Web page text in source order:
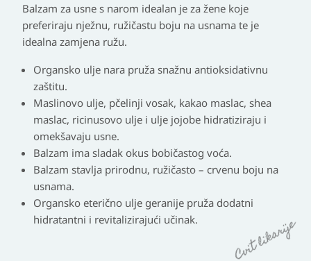
Balzam za usne s narom idealan je za žene koje
preferiraju nježnu, ružičastu boju na usnama te je
idealna zamjena ružu.
Organsko ulje nara pruža snažnu antioksidativnu
zaštitu.
Maslinovo ulje, pčelinji vosak, kakao maslac, shea
maslac, ricinusovo ulje i ulje jojobe hidratiziraju i
omekšavaju usne.
Balzam ima sladak okus bobičastog voća.
Balzam stavlja prirodnu, ružičasto – crvenu boju na
usnama.
Organsko eterično ulje geranije pruža dodatni
hidratantni i revitalizirajući učinak.